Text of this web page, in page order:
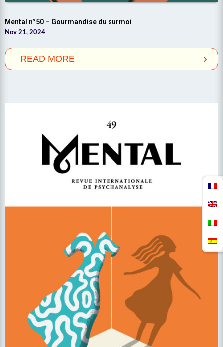
Mental n°50 – Gourmandise du surmoi
Nov 21, 2024
READ MORE